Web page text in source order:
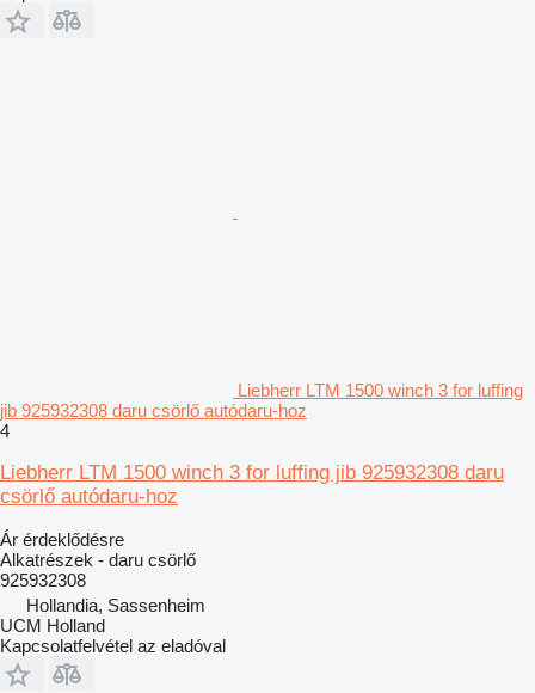
Liebherr LTM 1500 winch 3 for luffing
jib 925932308 daru csörlő autódaru-hoz
4
Liebherr LTM 1500 winch 3 for luffing jib 925932308 daru
csörlő autódaru-hoz
Ár érdeklődésre
Alkatrészek - daru csörlő
925932308
Hollandia, Sassenheim
UCM Holland
Kapcsolatfelvétel az eladóval